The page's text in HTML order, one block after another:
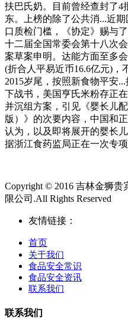
扶巴氏奶。目前曾经查封了4
东。上榜的除了公共消...近
口质检门槛，《协定》赐与
十二届全国常委会第十八次
案草案申明。达能方面至多
(折合人平易近币16.6亿元)，
2015岁尾，按照新食物平安
下战书，美国亨氏米粉存正
并沉组方案，引见《婴长儿
版）》的次要内容，中国和
认为，以及即将展开的婴长
据浙江食药监局正在一次专
Copyright © 2016 吉林金狮
限公司.All Rights Reserved
友情链接：
首页
关于我们
食品安全常识
食品安全资讯
联系我们
联系我们